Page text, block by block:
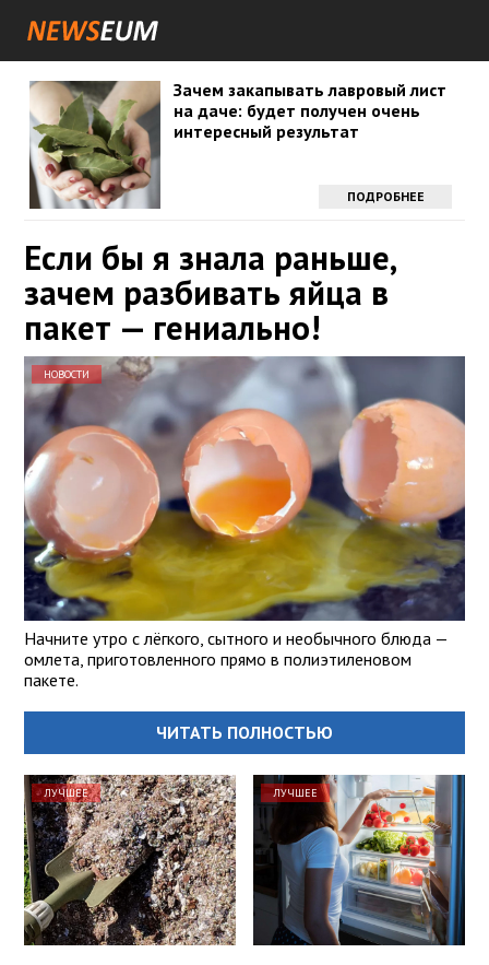
Зачем закапывать лавровый лист
на даче: будет получен очень
интересный результат
ПОДРОБНЕЕ
Если бы я знала раньше,
зачем разбивать яйца в
пакет — гениально!
НОВОСТИ
Начните утро с лёгкого, сытного и необычного блюда —
омлета, приготовленного прямо в полиэтиленовом
пакете.
ЧИТАТЬ ПОЛНОСТЬЮ
ЛУЧШЕЕ ЛУЧШЕЕ